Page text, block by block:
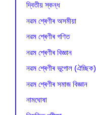
দ্বিতীয় স্কন্ধ
নৱম শ্ৰেণীৰ অসমীয়া
নৱম শ্ৰেণীৰ গণিত
নৱম শ্ৰেণীৰ বিজ্ঞান
নৱম শ্ৰেণীৰ ভূগোল (ঐচ্ছিক)
নৱম শ্ৰেণীৰ সমাজ বিজ্ঞান
নামঘোষা